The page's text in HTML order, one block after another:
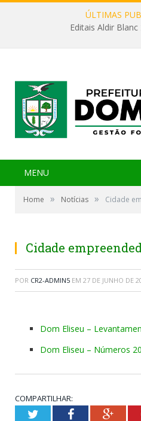
ÚLTIMAS
Editais Aldir
MENU
Home » Notícias » Cidade
Cidade
POR CR2-ADMIN5 EM 27 DE JUNHO DE
Dom Eliseu –
Dom Eliseu – Números
COMPARTILHAR:
TwitterFacebook